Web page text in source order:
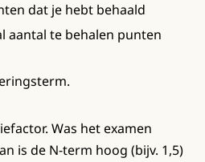
dat je hebt behaald
aantal te behalen punten
Was het examen
is de N-term hoog (bijv. 1,5)